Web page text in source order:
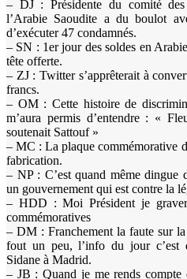
– DJ : Présidente du comité
l’Arabie Saoudite a du boulot
d’exécuter 47 condamnés.
– SN : 1er jour des soldes en
tête offerte.
– ZJ : Twitter s’apprêterait à
francs.
– OM : Cette histoire de
m’aura permis d’entendre : «
soutenait Sattouf »
– MC : La plaque commémorative
fabrication.
– NP : C’est quand même dingue
un gouvernement qui est contre la
– HDD : Moi Président je
commémoratives
– DM : Franchement la faute sur
fout un peu, l’info du jour c’est
Sidane à Madrid.
– JB : Quand je me rends compte